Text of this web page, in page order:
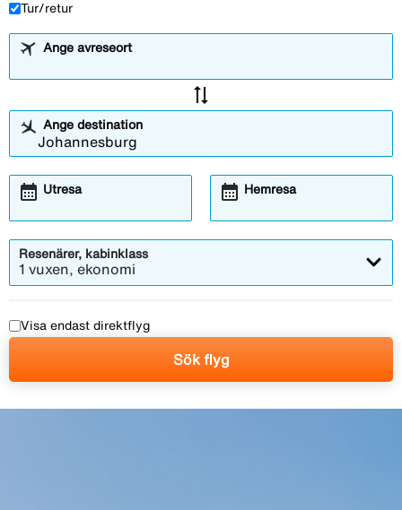
Tur/retur
Ange avreseort
sync_alt
Ange destination
Utresa
calendar_month Hemresa
calendar_month
Resenärer, kabinklass
1 vuxen, ekonomi
Visa endast direktflyg
Sök flyg